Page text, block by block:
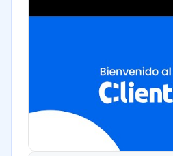
Comercio Electrónico